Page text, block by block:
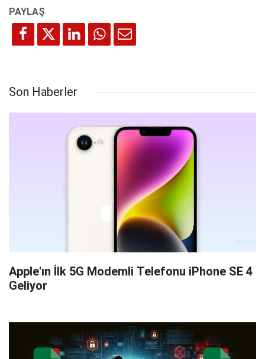
Son Haberler
Apple'ın İlk 5G Modemli Telefonu iPhone SE 4
Geliyor